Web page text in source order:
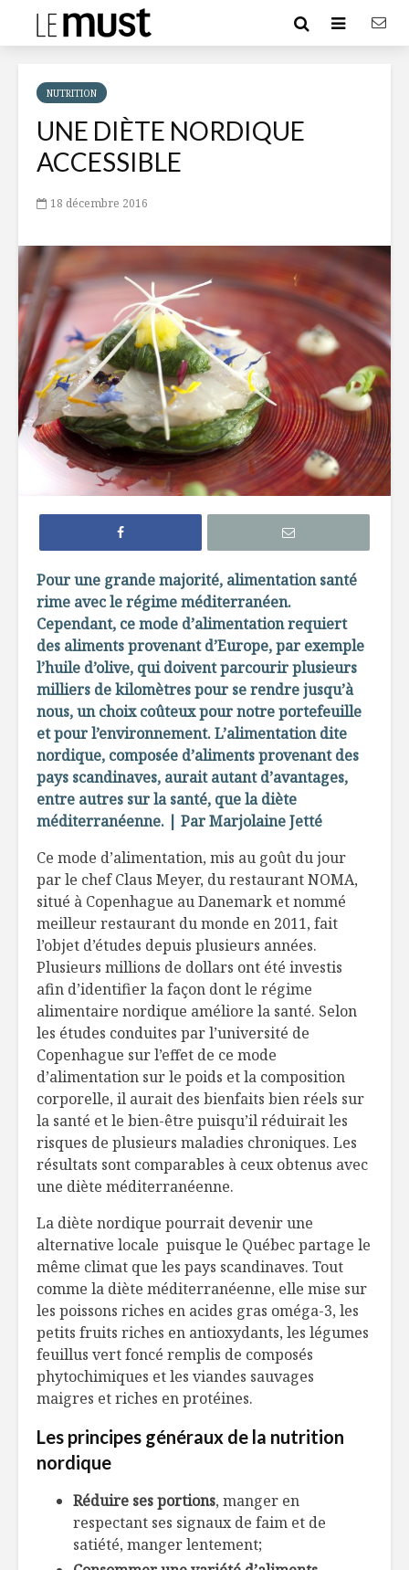
NUTRITION
UNE DIÈTE NORDIQUE
ACCESSIBLE
18 décembre 2016
Pour une grande majorité, alimentation santé
rime avec le régime méditerranéen.
Cependant, ce mode d’alimentation requiert
des aliments provenant d’Europe, par exemple
l’huile d’olive, qui doivent parcourir plusieurs
milliers de kilomètres pour se rendre jusqu’à
nous, un choix coûteux pour notre portefeuille
et pour l’environnement. L’alimentation dite
nordique, composée d’aliments provenant des
pays scandinaves, aurait autant d’avantages,
entre autres sur la santé, que la diète
méditerranéenne. | Par Marjolaine Jetté
Ce mode d’alimentation, mis au goût du jour
par le chef Claus Meyer, du restaurant NOMA,
situé à Copenhague au Danemark et nommé
meilleur restaurant du monde en 2011, fait
l’objet d’études depuis plusieurs années.
Plusieurs millions de dollars ont été investis
afin d’identifier la façon dont le régime
alimentaire nordique améliore la santé. Selon
les études conduites par l’université de
Copenhague sur l’effet de ce mode
d’alimentation sur le poids et la composition
corporelle, il aurait des bienfaits bien réels sur
la santé et le bien-être puisqu’il réduirait les
risques de plusieurs maladies chroniques. Les
résultats sont comparables à ceux obtenus avec
une diète méditerranéenne.
La diète nordique pourrait devenir une
alternative locale puisque le Québec partage le
même climat que les pays scandinaves. Tout
comme la diète méditerranéenne, elle mise sur
les poissons riches en acides gras oméga-3, les
petits fruits riches en antioxydants, les légumes
feuillus vert foncé remplis de composés
phytochimiques et les viandes sauvages
maigres et riches en protéines.
Les principes généraux de la nutrition
nordique
Réduire ses portions, manger en
respectant ses signaux de faim et de
satiété, manger lentement;
Efficaces, les
remèdes de grand-
mère?
hautement
nutritive
La créatine, poudre
miracle ?
le sucre
ses
sabot
Producteur d’ici :
Ferme Éric Lamy
Tartare de
saumon, salsa
d’avocat et pêche
Veau poêlé avec
sauce à l’ail rôti et
basilic